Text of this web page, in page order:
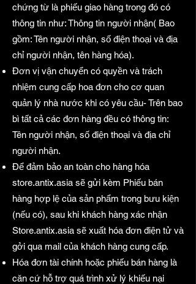
chứng từ là phiếu giao hàng trong đó có
thông tin như: Thông tin người nhận( Bao
gồm: Tên người nhận, số điện thoại và địa
chỉ người nhận, tên hàng hóa).
Đơn vị vận chuyển có quyền và trách
nhiệm cung cấp hoa đơn cho cơ quan
quản lý nhà nước khi có yêu cầu- Trên bao
bì tất cả các đơn hàng đều có thông tin:
Tên người nhận, số điện thoại và địa chỉ
người nhận.
Để đảm bảo an toàn cho hàng hóa
store.antix.asia sẽ gửi kèm Phiếu bán
hàng hợp lệ của sản phẩm trong bưu kiện
(nếu có), sau khi khách hàng xác nhận
Store.antix.asia sẽ xuất hóa đơn điện tử và
gởi qua mail của khách hàng cung cấp.
Hóa đơn tài chính hoặc phiếu bán hàng là
căn cứ hỗ trợ quá trình xử lý khiếu nại